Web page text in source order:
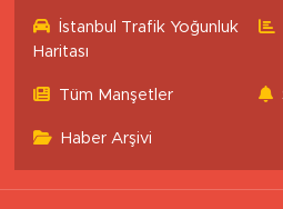
İstanbul Trafik Yoğunluk
Haritası
Tüm Manşetler
Haber Arşivi